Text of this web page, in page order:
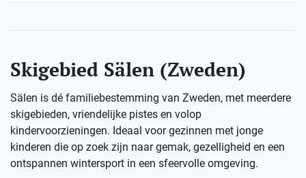
Skigebied Sälen (Zweden)
Sälen is dé familiebestemming van Zweden, met meerdere
skigebieden, vriendelijke pistes en volop
kindervoorzieningen. Ideaal voor gezinnen met jonge
kinderen die op zoek zijn naar gemak, gezelligheid en een
ontspannen wintersport in een sfeervolle omgeving.